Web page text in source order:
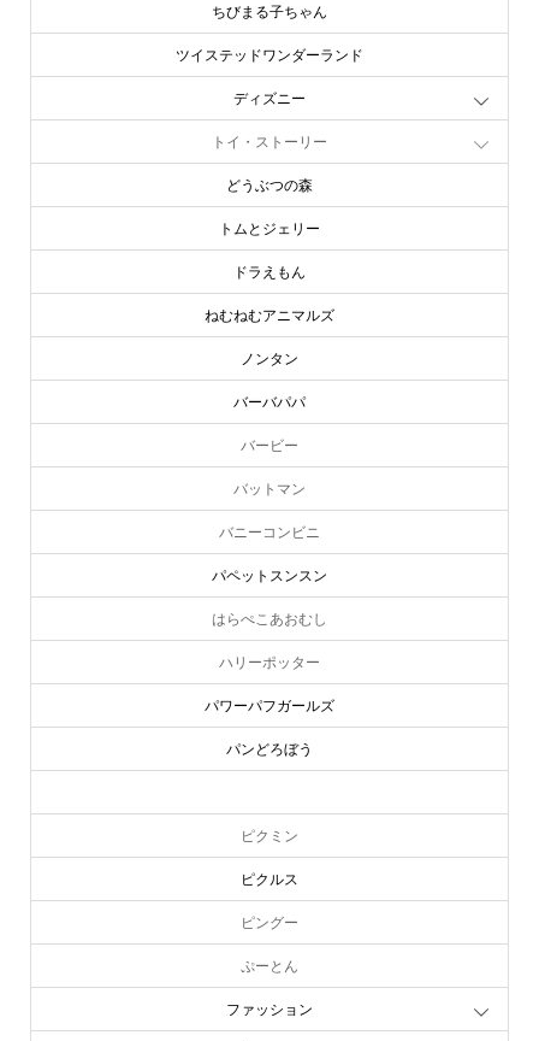
ちびまる子ちゃん
ツイステッドワンダーランド
ディズニー
トイ・ストーリー
どうぶつの森
トムとジェリー
ドラえもん
ねむねむアニマルズ
ノンタン
バーバパパ
バービー
バットマン
バニーコンビニ
パペットスンスン
はらぺこあおむし
ハリーポッター
パワーパフガールズ
パンどろぼう
ピクミン
ピクルス
ピングー
ぷーとん
ファッション